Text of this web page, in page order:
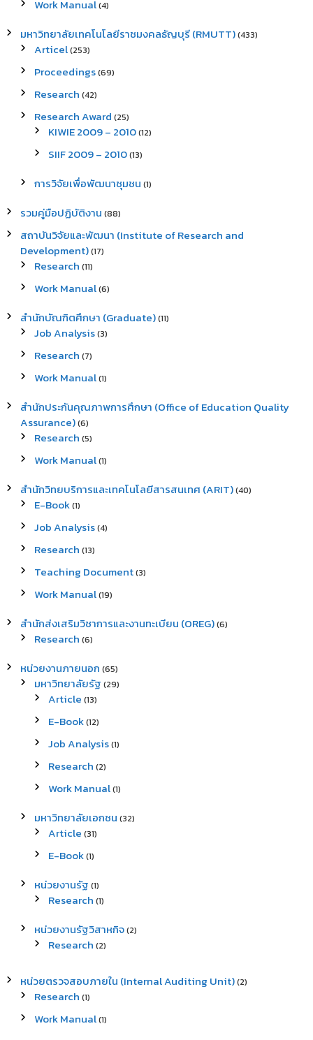
Work Manual(4)
มหาวิทยาลัยเทคโนโลยีราชมงคลธัญบุรี (RMUTT)(433)
Articel(253)
Proceedings(69)
Research (42)
Research Award (25)
KIWIE 2009 – 2010(12)
SIIF 2009 – 2010(13)
การวิจัยเพื่อพัฒนาชุมชน (1)
รวมคู่มือปฏิบัติงาน (88)
สถาบันวิจัยและพัฒนา (Institute of Research and
Development)(17)
Research (11)
Work Manual(6)
สำนักบัณฑิตศึกษา (Graduate)(11)
Job Analysis(3)
Research (7)
Work Manual(1)
สำนักประกันคุณภาพการศึกษา (Office of Education Quality
Assurance)(6)
Research (5)
Work Manual(1)
สำนักวิทยบริการและเทคโนโลยีสารสนเทศ (ARIT)(40)
E-Book(1)
Job Analysis(4)
Research (13)
Teaching Document(3)
Work Manual(19)
สำนักส่งเสริมวิชาการและงานทะเบียน (OREG)(6)
Research (6)
หน่วยงานภายนอก (65)
มหาวิทยาลัยรัฐ (29)
Article (13)
E-Book(12)
Job Analysis(1)
Research (2)
Work Manual(1)
มหาวิทยาลัยเอกชน (32)
Article (31)
E-Book(1)
หน่วยงานรัฐ (1)
Research (1)
หน่วยงานรัฐวิสาหกิจ(2)
Research (2)
หน่วยตรวจสอบภายใน (Internal Auditing Unit)(2)
Research (1)
Work Manual(1)